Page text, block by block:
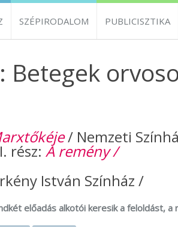
SZÉPIRODALOM PUBLICISZTIKA
Betegek
/ Nemzeti
rész: A remény /
István Színház /
előadás alkotói keresik a feloldást, a